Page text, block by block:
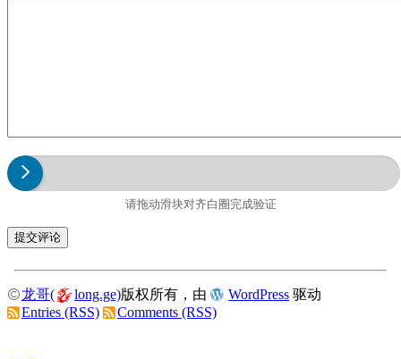
请拖动滑块对齐白圈完成验证
龙哥( long.ge)版权所有，由 WordPress 驱动
Entries (RSS)
Comments (RSS)